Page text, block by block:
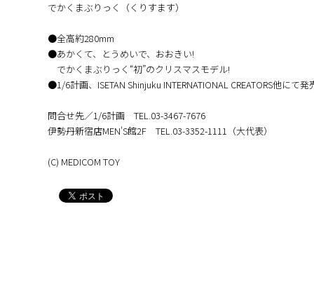
でかくまぶりっく（くりすます）
●全高約280mm
●あかくて、とうめいで、おおきい!
でかくまぶりっく“初”のクリスマスモデル!
●1/6計画、ISETAN Shinjuku INTERNATIONAL CREATORS他にて発
問合せ先／1/6計画 TEL.03-3467-7676
伊勢丹新宿店MEN'S館2F TEL.03-3352-1111（大代表）
(C) MEDICOM TOY